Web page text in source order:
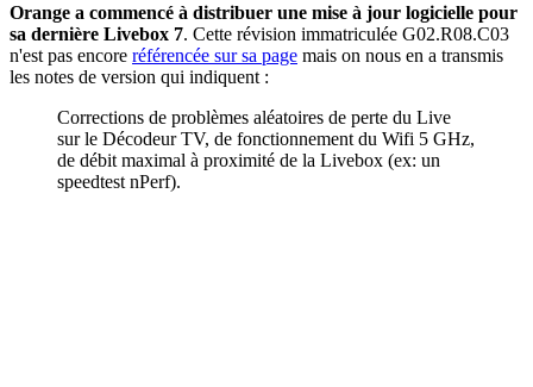
Orange a commencé à distribuer une mise à jour logicielle pour
sa dernière Livebox 7. Cette révision immatriculée G02.R08.C03
n'est pas encore référencée sur sa page mais on nous en a transmis
les notes de version qui indiquent :
Corrections de problèmes aléatoires de perte du Live
sur le Décodeur TV, de fonctionnement du Wifi 5 GHz,
de débit maximal à proximité de la Livebox (ex: un
speedtest nPerf).